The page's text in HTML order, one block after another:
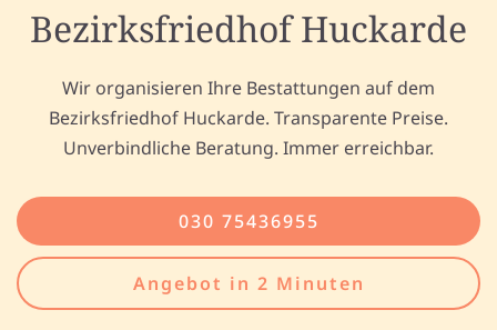
Bezirksfriedhof Huckarde
Wir organisieren Ihre Bestattungen auf dem
Bezirksfriedhof Huckarde. Transparente Preise.
Unverbindliche Beratung. Immer erreichbar.
030 75436955
Angebot in 2 Minuten